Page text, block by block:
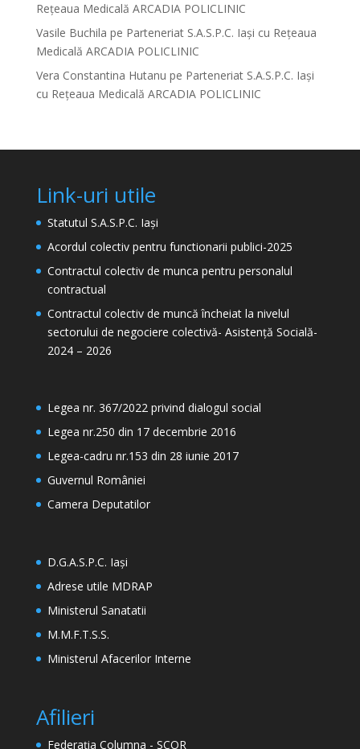
Rețeaua Medicală ARCADIA POLICLINIC
Vasile Buchila pe Parteneriat S.A.S.P.C. Iași cu Rețeaua
Medicală ARCADIA POLICLINIC
Vera Constantina Hutanu pe Parteneriat S.A.S.P.C. Iași
cu Rețeaua Medicală ARCADIA POLICLINIC
Link-uri utile
Statutul S.A.S.P.C. Iași
Acordul colectiv pentru functionarii publici-2025
Contractul colectiv de munca pentru personalul
contractual
Contractul colectiv de muncă încheiat la nivelul
sectorului de negociere colectivă- Asistență Socială-
2024 – 2026
Legea nr. 367/2022 privind dialogul social
Legea nr.250 din 17 decembrie 2016
Legea-cadru nr.153 din 28 iunie 2017
Guvernul României
Camera Deputatilor
D.G.A.S.P.C. Iași
Adrese utile MDRAP
Ministerul Sanatatii
M.M.F.T.S.S.
Ministerul Afacerilor Interne
Afilieri
Federația Columna - SCOR